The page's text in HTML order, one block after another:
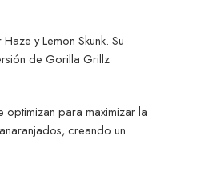
y Lemon Skunk. Su
de Gorilla Grillz
para maximizar la
creando un